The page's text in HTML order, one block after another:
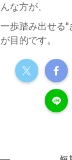
んな方が、
一歩踏み出せる“
が目的です。